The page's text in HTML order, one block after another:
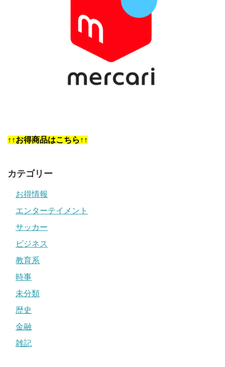
↑↑お得商品はこちら↑↑
カテゴリー
お得情報
エンターテイメント
サッカー
ビジネス
教育系
時事
未分類
歴史
金融
雑記